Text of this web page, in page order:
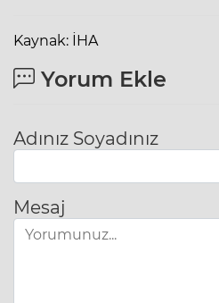
Kaynak: İHA
Yorum Ekle
Adınız Soyadınız
Mesaj